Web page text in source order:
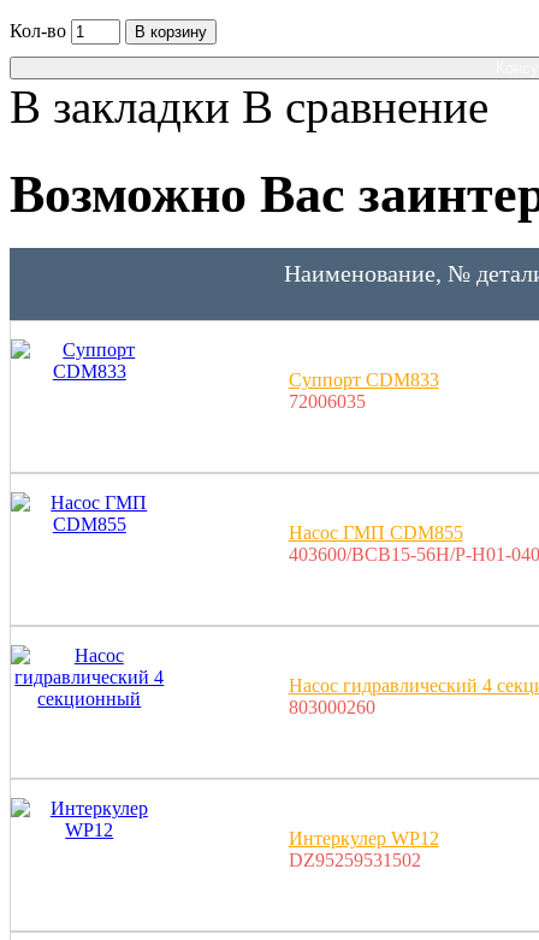
Кол-во
В корзину
В закладки В сравнение
Возможно Вас
Наименование, №
Суппорт CDM833
72006035
Насос ГМП CDM855
403600/BCB15-56H/P-H01-
Насос гидравлический 4
803000260
Интеркулер WP12
DZ95259531502